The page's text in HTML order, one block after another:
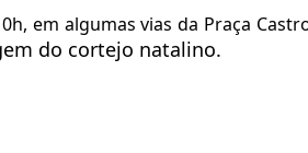
em algumas vias da Praça
do cortejo natalino.